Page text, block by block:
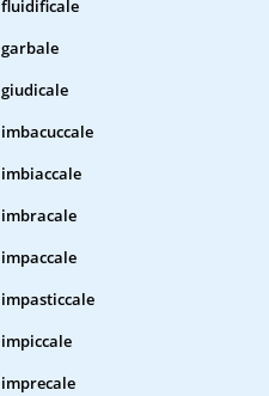
fluidificale
garbale
giudicale
imbacuccale
imbiaccale
imbracale
impaccale
impasticcale
impiccale
imprecale